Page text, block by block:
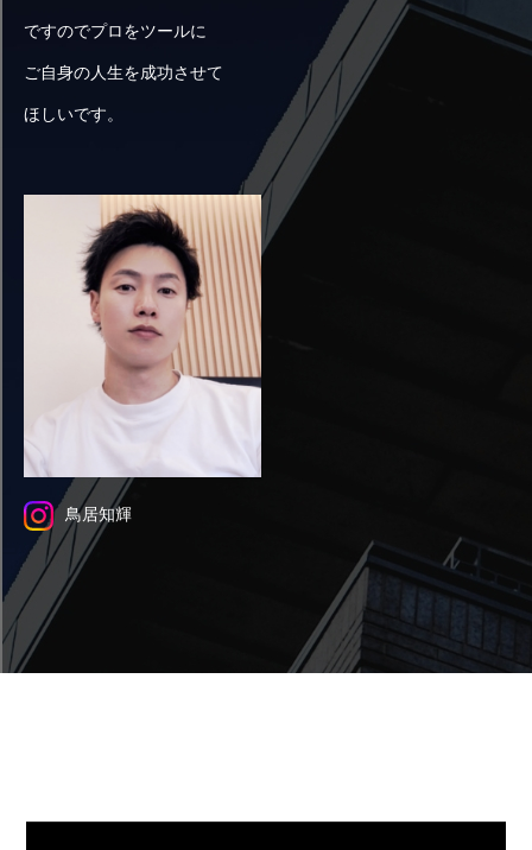
ですのでプロをツールに
ご自身の人生を成功させて
ほしいです。
鳥居知輝